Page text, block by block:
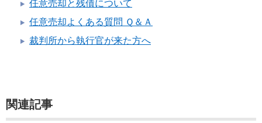
任意売却と残債について
任意売却よくある質問 Ｑ＆Ａ
裁判所から執行官が来た方へ
関連記事